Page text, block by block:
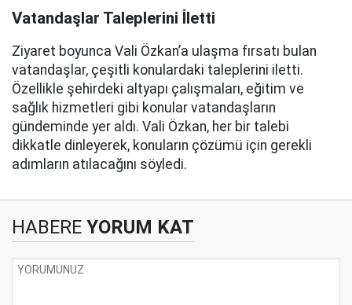
Vatandaşlar Taleplerini İletti
Ziyaret boyunca Vali Özkan’a ulaşma fırsatı bulan
vatandaşlar, çeşitli konulardaki taleplerini iletti.
Özellikle şehirdeki altyapı çalışmaları, eğitim ve
sağlık hizmetleri gibi konular vatandaşların
gündeminde yer aldı. Vali Özkan, her bir talebi
dikkatle dinleyerek, konuların çözümü için gerekli
adımların atılacağını söyledi.
HABERE YORUM KAT